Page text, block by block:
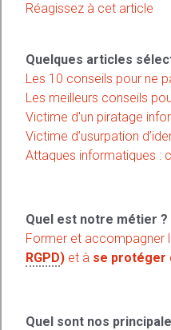
Réagissez à cet article
Quelques articles
Les 10 conseils pour ne
Les meilleurs conseils
Victime d'un piratage
Victime d’usurpation
Attaques informatiques :
Quel est notre métier ?
Former et accompagner
RGPD) et à se protéger
Quel sont nos